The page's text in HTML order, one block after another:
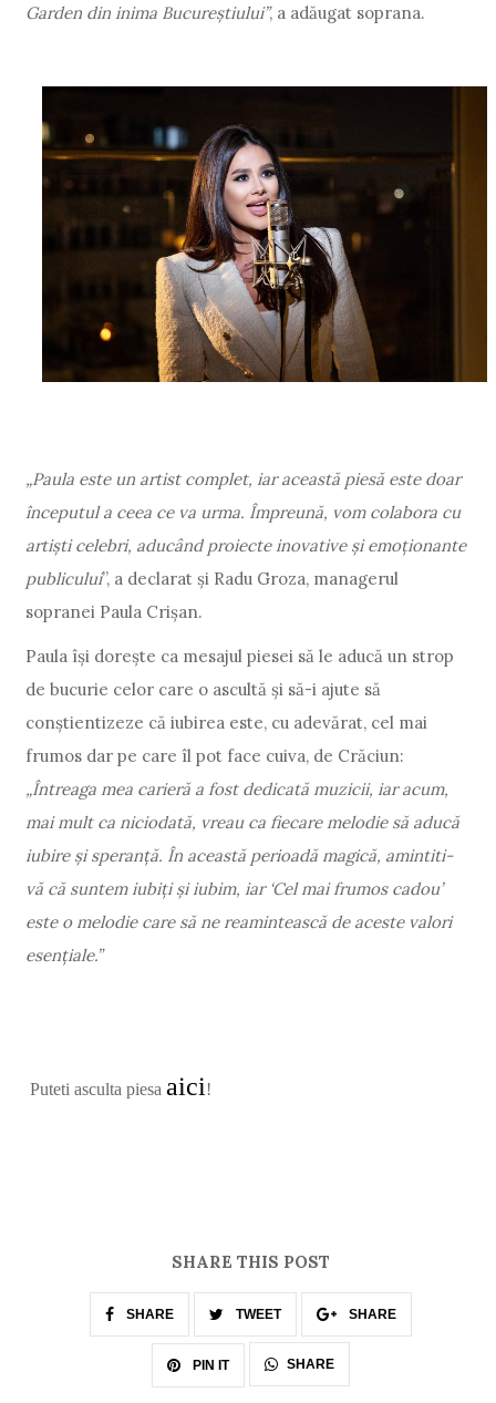
Garden din inima Bucureștiului”, a adăugat soprana.
„Paula este un artist complet, iar această piesă este doar
începutul a ceea ce va urma. Împreună, vom colabora cu
artiști celebri, aducând proiecte inovative și emoționante
publicului”, a declarat și Radu Groza, managerul
sopranei Paula Crișan.
Paula își dorește ca mesajul piesei să le aducă un strop
de bucurie celor care o ascultă și să-i ajute să
conștientizeze că iubirea este, cu adevărat, cel mai
frumos dar pe care îl pot face cuiva, de Crăciun:
„Întreaga mea carieră a fost dedicată muzicii, iar acum,
mai mult ca niciodată, vreau ca fiecare melodie să aducă
iubire și speranță. În această perioadă magică, amintiti-
vă că suntem iubiți și iubim, iar ‘Cel mai frumos cadou’
este o melodie care să ne reamintească de aceste valori
esențiale.”
Puteti asculta piesaaici!
SHARE THIS POST
SHARE TWEET SHARE
PIN IT SHARE